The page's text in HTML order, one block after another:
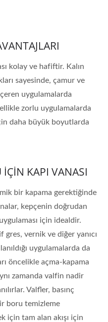
kolay ve hafiftir. Kalın
sayesinde, çamur ve
uygulamalarda
zorlu uygulamalarda
daha büyük boyutlarda
İÇİN KAPI VANASI
bir kapama gerektiğinde
kepçenin doğrudan
için idealdir.
gres, vernik ve diğer yanıcı
uygulamalarda da
öncelikle açma-kapama
zamanda valfin nadir
Valfler, basınç
boru temizleme
için tam alan akışı için